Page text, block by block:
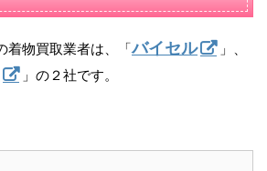
着物買取業者は、「バイセル
」、
」の２社です。